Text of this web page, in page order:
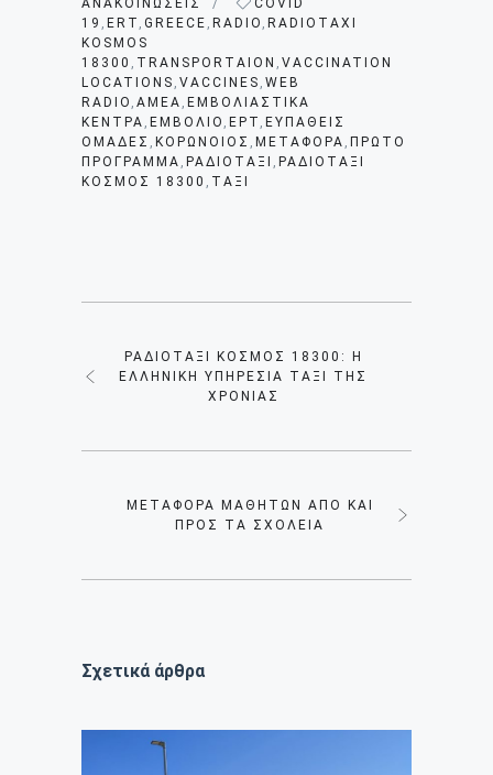
19 ERT GREECE RADIO RADIOTAXI
KOSMOS
18300
TRANSPORTAION VACCINATION
LOCATIONS VACCINES WEB
RADIO ΑΜΕΑ ΕΜΒΟΛΙΑΣΤΙΚΆ
ΚΈΝΤΡΑ ΕΜΒΌΛΙΟ ΕΡΤ ΕΥΠΑΘΕΊΣ
ΟΜΆΔΕΣ ΚΟΡΩΝΟΙΟΣ ΜΕΤΑΦΟΡΆ ΠΡΏΤΟ
ΠΡΌΓΡΑΜΜΑ ΡΑΔΙΟΤΑΞΊ ΡΑΔΙΟΤΑΞΊ
ΚΌΣΜΟΣ 18300
ΤΑΞΊ
ΡΑΔΙΟΤΑΞΊ ΚΌΣΜΟΣ 18300: Η
ΕΛΛΗΝΙΚΉ ΥΠΗΡΕΣΊΑ ΤΑΞΊ ΤΗΣ
ΧΡΟΝΙΆΣ
MΕΤΑΦΟΡΆ ΜΑΘΗΤΏΝ ΑΠΌ ΚΑΙ
ΠΡΟΣ ΤΑ ΣΧΟΛΕΊΑ
Σχετικά άρθρα